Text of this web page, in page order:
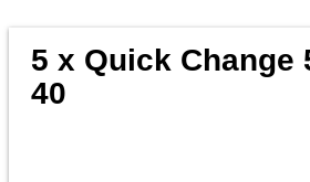
5 x Quick
40